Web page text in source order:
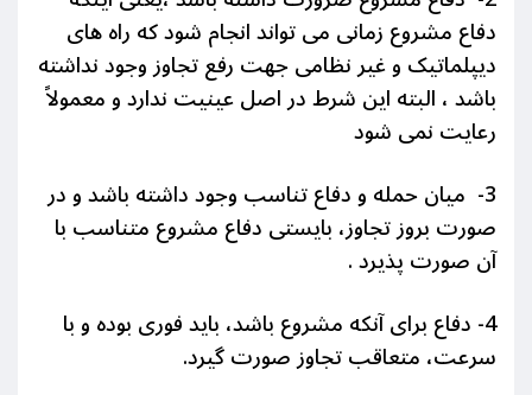
دفاع مشروع زمانی می تواند انجام شود که راه های
دیپلماتیک و غیر نظامی جهت رفع تجاوز وجود نداشته
باشد ، البته این شرط در اصل عینیت ندارد و معمولاً
رعایت نمی شود
3- میان حمله و دفاع تناسب وجود داشته باشد و در
صورت بروز تجاوز، بایستی دفاع مشروع متناسب با
آن صورت پذیرد .
4- دفاع برای آنکه مشروع باشد، باید فوری بوده و با
سرعت، متعاقب تجاوز صورت گیرد.